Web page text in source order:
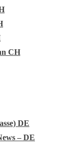
CH
DE
– DE